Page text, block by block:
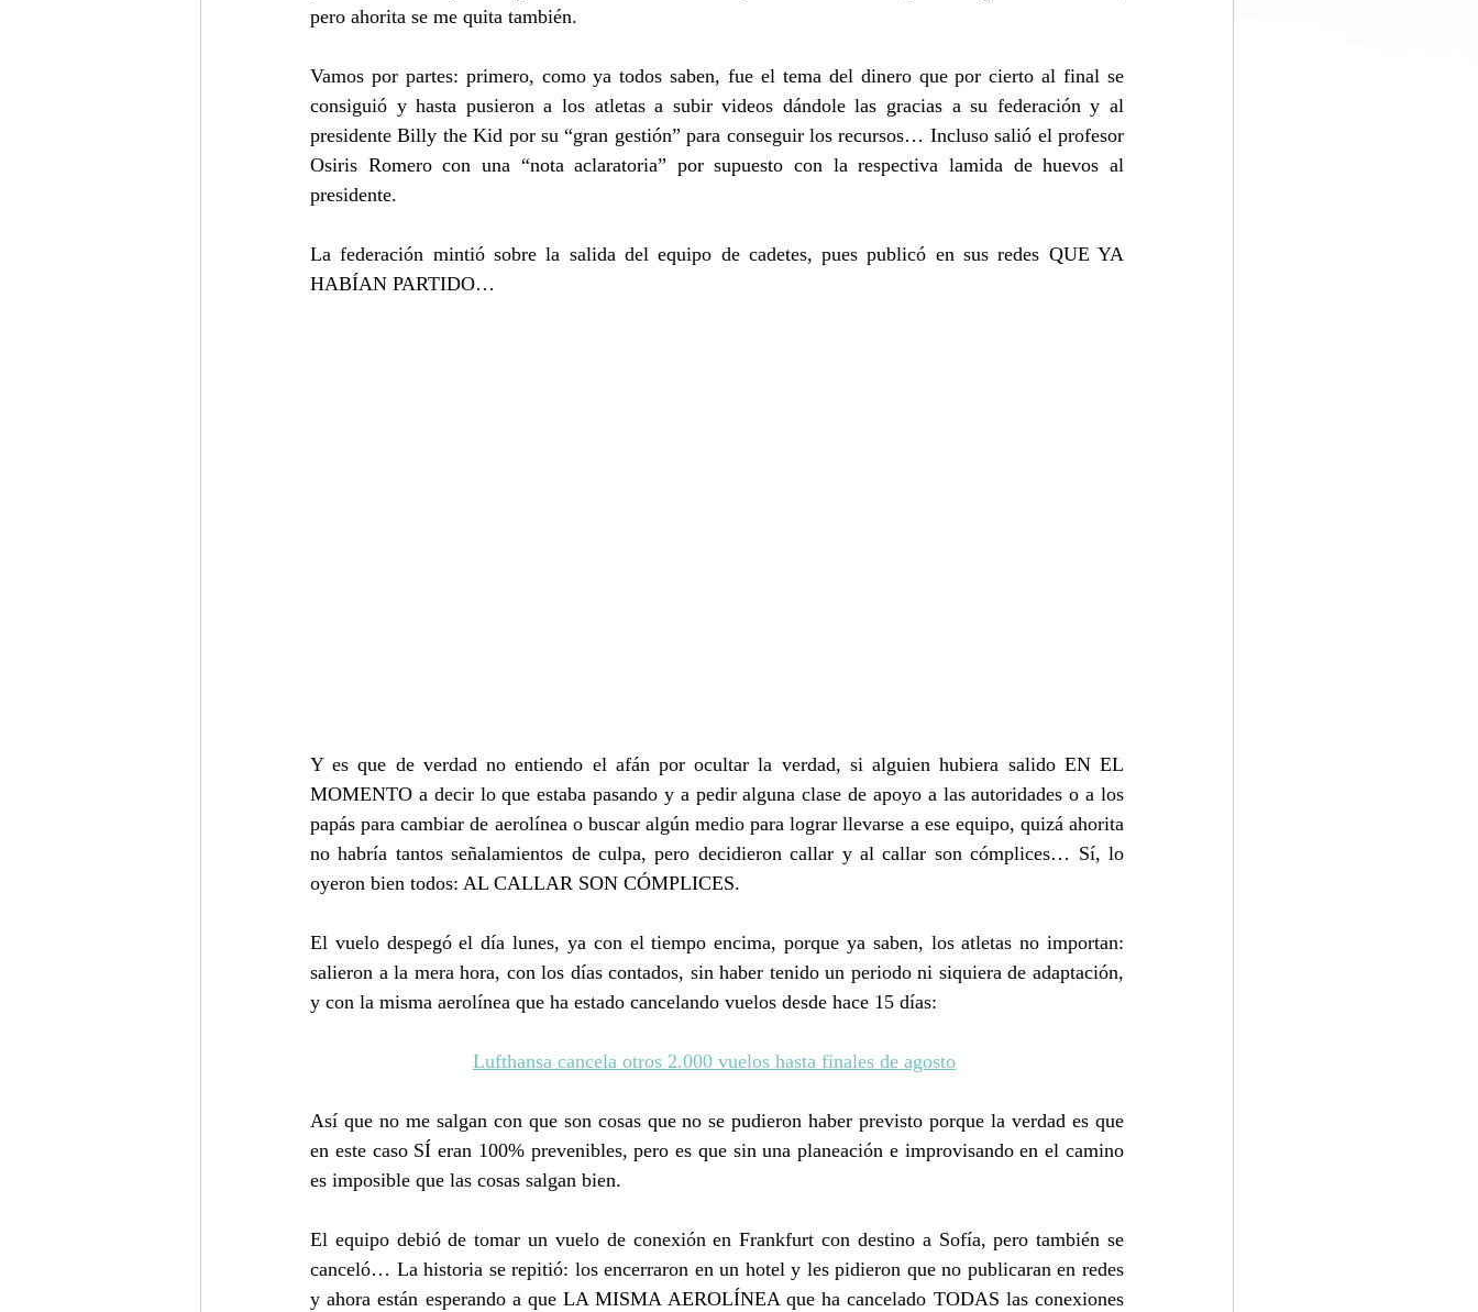
pero ahorita se me quita también.
Vamos por partes: primero, como ya todos saben, fue el tema del dinero que por cierto al final se
consiguió y hasta pusieron a los atletas a subir videos dándole las gracias a su federación y al
presidente Billy the Kid por su “gran gestión” para conseguir los recursos… Incluso salió el profesor
Osiris Romero con una “nota aclaratoria” por supuesto con la respectiva lamida de huevos al
presidente.
La federación mintió sobre la salida del equipo de cadetes, pues publicó en sus redes QUE YA
HABÍAN PARTIDO…
Y es que de verdad no entiendo el afán por ocultar la verdad, si alguien hubiera salido EN EL
MOMENTO a decir lo que estaba pasando y a pedir alguna clase de apoyo a las autoridades o a los
papás para cambiar de aerolínea o buscar algún medio para lograr llevarse a ese equipo, quizá ahorita
no habría tantos señalamientos de culpa, pero decidieron callar y al callar son cómplices… Sí, lo
oyeron bien todos: AL CALLAR SON CÓMPLICES.
El vuelo despegó el día lunes, ya con el tiempo encima, porque ya saben, los atletas no importan:
salieron a la mera hora, con los días contados, sin haber tenido un periodo ni siquiera de adaptación,
y con la misma aerolínea que ha estado cancelando vuelos desde hace 15 días:
Lufthansa cancela otros 2.000 vuelos hasta finales de agosto
Así que no me salgan con que son cosas que no se pudieron haber previsto porque la verdad es que
en este caso SÍ eran 100% prevenibles, pero es que sin una planeación e improvisando en el camino
es imposible que las cosas salgan bien.
El equipo debió de tomar un vuelo de conexión en Frankfurt con destino a Sofía, pero también se
canceló… La historia se repitió: los encerraron en un hotel y les pidieron que no publicaran en redes
y ahora están esperando a que LA MISMA AEROLÍNEA que ha cancelado TODAS las conexiones